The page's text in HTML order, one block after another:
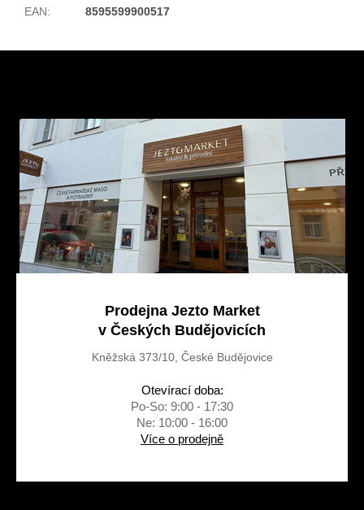
EAN: 8595599900517
Prodejna Jezto Market
v Českých Budějovicích
Kněžská 373/10, České Budějovice
Otevírací doba:
Po-So: 9:00 - 17:30
Ne: 10:00 - 16:00
Více o prodejně